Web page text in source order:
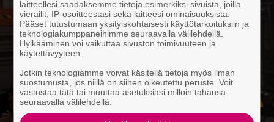
laitteellesi saadaksemme tietoja esimerkiksi sivuista, joilla
vierailit, IP-osoitteestasi sekä laitteesi ominaisuuksista.
Pääset tutustumaan yksityiskohtaisesti käyttötarkoituksiin ja
teknologiakumppaneihimme seuraavalla välilehdellä.
Hylkääminen voi vaikuttaa sivuston toimivuuteen ja
käytettävyyteen.
Jotkin teknologiamme voivat käsitellä tietoja myös ilman
suostumusta, jos niillä on siihen oikeutettu peruste. Voit
vastustaa tätä tai muuttaa asetuksiasi milloin tahansa
seuraavalla välilehdellä.